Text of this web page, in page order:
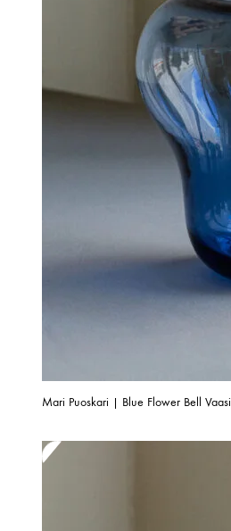
Mari Puoskari | Blue Flower Bell Vaasi